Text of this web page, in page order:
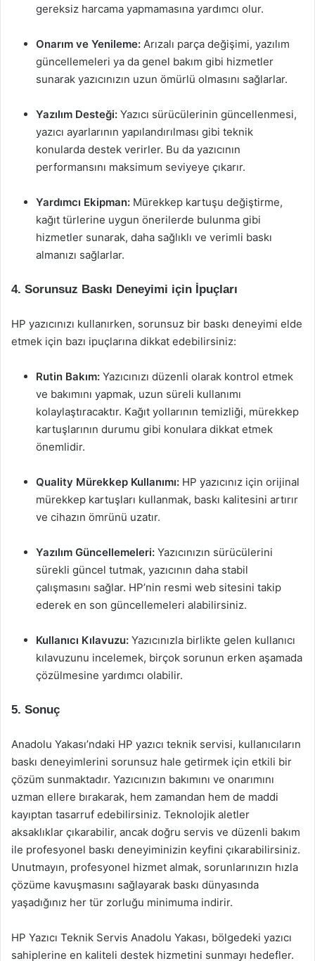
gereksiz harcama yapmamasına yardımcı olur.
Onarım ve Yenileme: Arızalı parça değişimi, yazılım
güncellemeleri ya da genel bakım gibi hizmetler
sunarak yazıcınızın uzun ömürlü olmasını sağlarlar.
Yazılım Desteği: Yazıcı sürücülerinin güncellenmesi,
yazıcı ayarlarının yapılandırılması gibi teknik
konularda destek verirler. Bu da yazıcının
performansını maksimum seviyeye çıkarır.
Yardımcı Ekipman: Mürekkep kartuşu değiştirme,
kağıt türlerine uygun önerilerde bulunma gibi
hizmetler sunarak, daha sağlıklı ve verimli baskı
almanızı sağlarlar.
4. Sorunsuz Baskı Deneyimi için İpuçları
HP yazıcınızı kullanırken, sorunsuz bir baskı deneyimi elde
etmek için bazı ipuçlarına dikkat edebilirsiniz:
Rutin Bakım: Yazıcınızı düzenli olarak kontrol etmek
ve bakımını yapmak, uzun süreli kullanımı
kolaylaştıracaktır. Kağıt yollarının temizliği, mürekkep
kartuşlarının durumu gibi konulara dikkat etmek
önemlidir.
Quality Mürekkep Kullanımı: HP yazıcınız için orijinal
mürekkep kartuşları kullanmak, baskı kalitesini artırır
ve cihazın ömrünü uzatır.
Yazılım Güncellemeleri: Yazıcınızın sürücülerini
sürekli güncel tutmak, yazıcının daha stabil
çalışmasını sağlar. HP’nin resmi web sitesini takip
ederek en son güncellemeleri alabilirsiniz.
Kullanıcı Kılavuzu: Yazıcınızla birlikte gelen kullanıcı
kılavuzunu incelemek, birçok sorunun erken aşamada
çözülmesine yardımcı olabilir.
5. Sonuç
Anadolu Yakası’ndaki HP yazıcı teknik servisi, kullanıcıların
baskı deneyimlerini sorunsuz hale getirmek için etkili bir
çözüm sunmaktadır. Yazıcınızın bakımını ve onarımını
uzman ellere bırakarak, hem zamandan hem de maddi
kayıptan tasarruf edebilirsiniz. Teknolojik aletler
aksaklıklar çıkarabilir, ancak doğru servis ve düzenli bakım
ile profesyonel baskı deneyiminizin keyfini çıkarabilirsiniz.
Unutmayın, profesyonel hizmet almak, sorunlarınızın hızla
çözüme kavuşmasını sağlayarak baskı dünyasında
yaşadığınız her tür zorluğu minimuma indirir.
HP Yazıcı Teknik Servis Anadolu Yakası, bölgedeki yazıcı
sahiplerine en kaliteli destek hizmetini sunmayı hedefler.